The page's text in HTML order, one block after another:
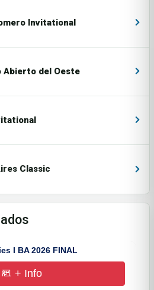
Invitational
Abierto del Oeste
Classic